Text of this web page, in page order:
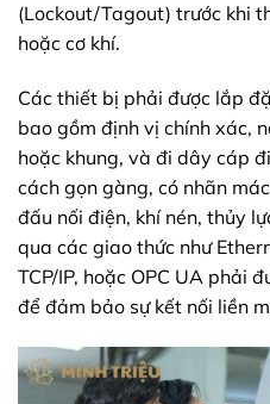
(Lockout/Tagout) trước khi
hoặc cơ khí.
Các thiết bị phải được lắp
bao gồm định vị chính xác,
hoặc khung, và đi dây cáp
cách gọn gàng, có nhãn
đấu nối điện, khí nén, thủy
qua các giao thức như
TCP/IP, hoặc OPC UA phải
để đảm bảo sự kết nối liền